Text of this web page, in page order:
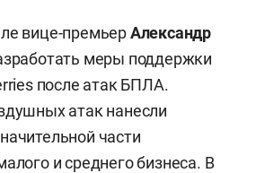
вице-премьерАлександр
меры поддержки
после атак БПЛА.
атак нанесли
части
и среднего бизнеса. В